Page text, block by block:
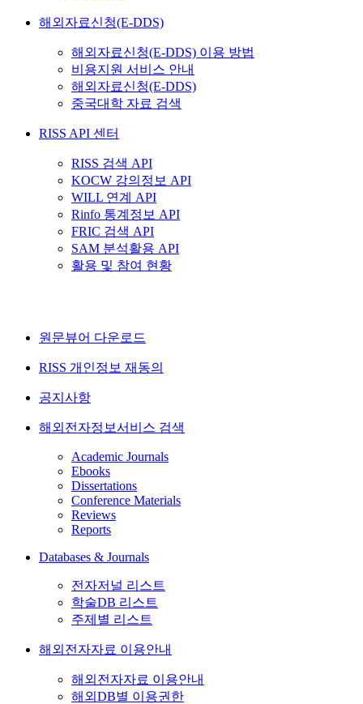
해외자료신청(E-DDS)
해외자료신청(E-DDS) 이용 방법
비용지원 서비스 안내
해외자료신청(E-DDS)
중국대학 자료 검색
RISS API 센터
RISS 검색 API
KOCW 강의정보 API
WILL 연계 API
Rinfo 통계정보 API
FRIC 검색 API
SAM 분석활용 API
활용 및 참여 현황
원문뷰어 다운로드
RISS 개인정보 재동의
공지사항
해외전자정보서비스 검색
Academic Journals
Ebooks
Dissertations
Conference Materials
Reviews
Reports
Databases & Journals
전자저널 리스트
학술DB 리스트
주제별 리스트
해외전자자료 이용안내
해외전자자료 이용안내
해외DB별 이용권한